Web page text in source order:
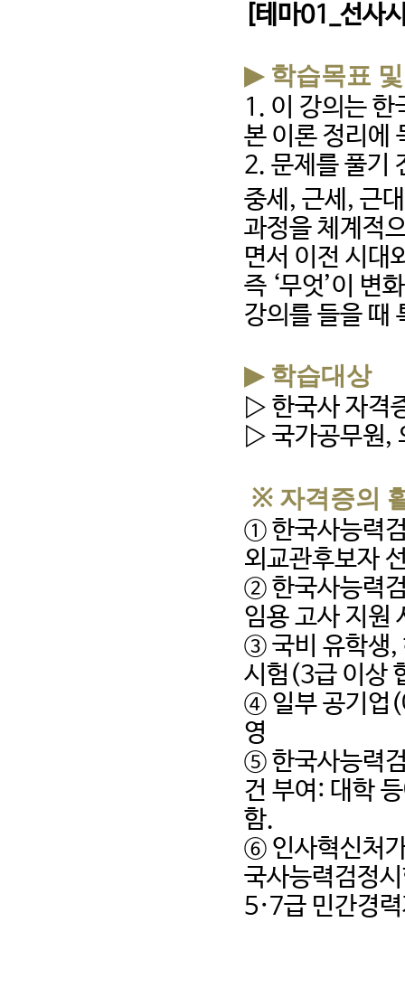
[테마01_ 선사
▶ 학습목표
1. 이 강의는 한
본 이론 정리에
2. 문제를 풀기
중세 , 근세 , 근
과정을 체계적
면서 이전 시대
즉 ‘무엇’이 변
강의를 들을 때
▶ 학습대상
▷ 한국사 자격
▷ 국가공무원,
※ 자격증의
①한국사능력
외교관후보자
②한국사능력
임용 고사 지원
③국비 유학생,
시험 (3급 이상
④ 일부 공기업 (
영
⑤한국사능력
건 부여 : 대학
함.
⑥ 인사혁신처
국사능력검정
5·7급 민간경